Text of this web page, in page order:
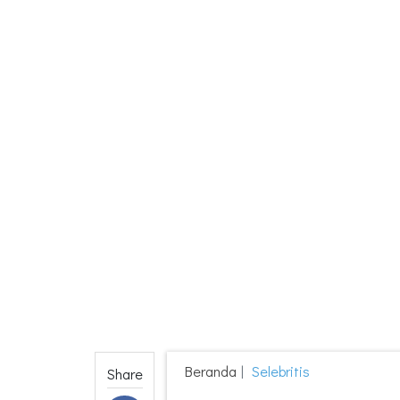
Share Beranda Selebritis